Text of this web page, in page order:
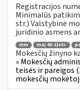
Registracijos
Minimalūs
str.) Valstybinė
juridinio asmens
mm maį 40-1)str.
Mokesčių žinyno
» Mokesčių
teisės ir pareigos
mokesčių